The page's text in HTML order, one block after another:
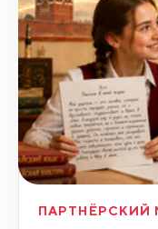
ПАРТНЁРСКИЙ